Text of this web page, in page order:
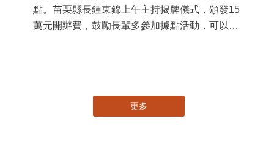
點。苗栗縣長鍾東錦上午主持揭牌儀式，頒發15
萬元開辦費，鼓勵長輩多參加據點活動，可以更
更多